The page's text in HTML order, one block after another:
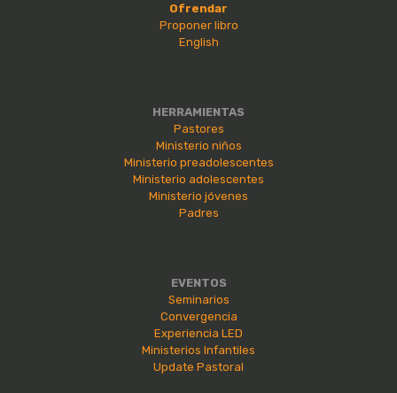
Ofrendar
Proponer libro
English
HERRAMIENTAS
Pastores
Ministerio niños
Ministerio preadolescentes
Ministerio adolescentes
Ministerio jóvenes
Padres
EVENTOS
Seminarios
Convergencia
Experiencia LED
Ministerios Infantiles
Update Pastoral